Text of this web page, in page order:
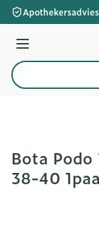
Ga naar de
Apothekersadvies
Menu
Product, merk,
Bota Podo
38-40